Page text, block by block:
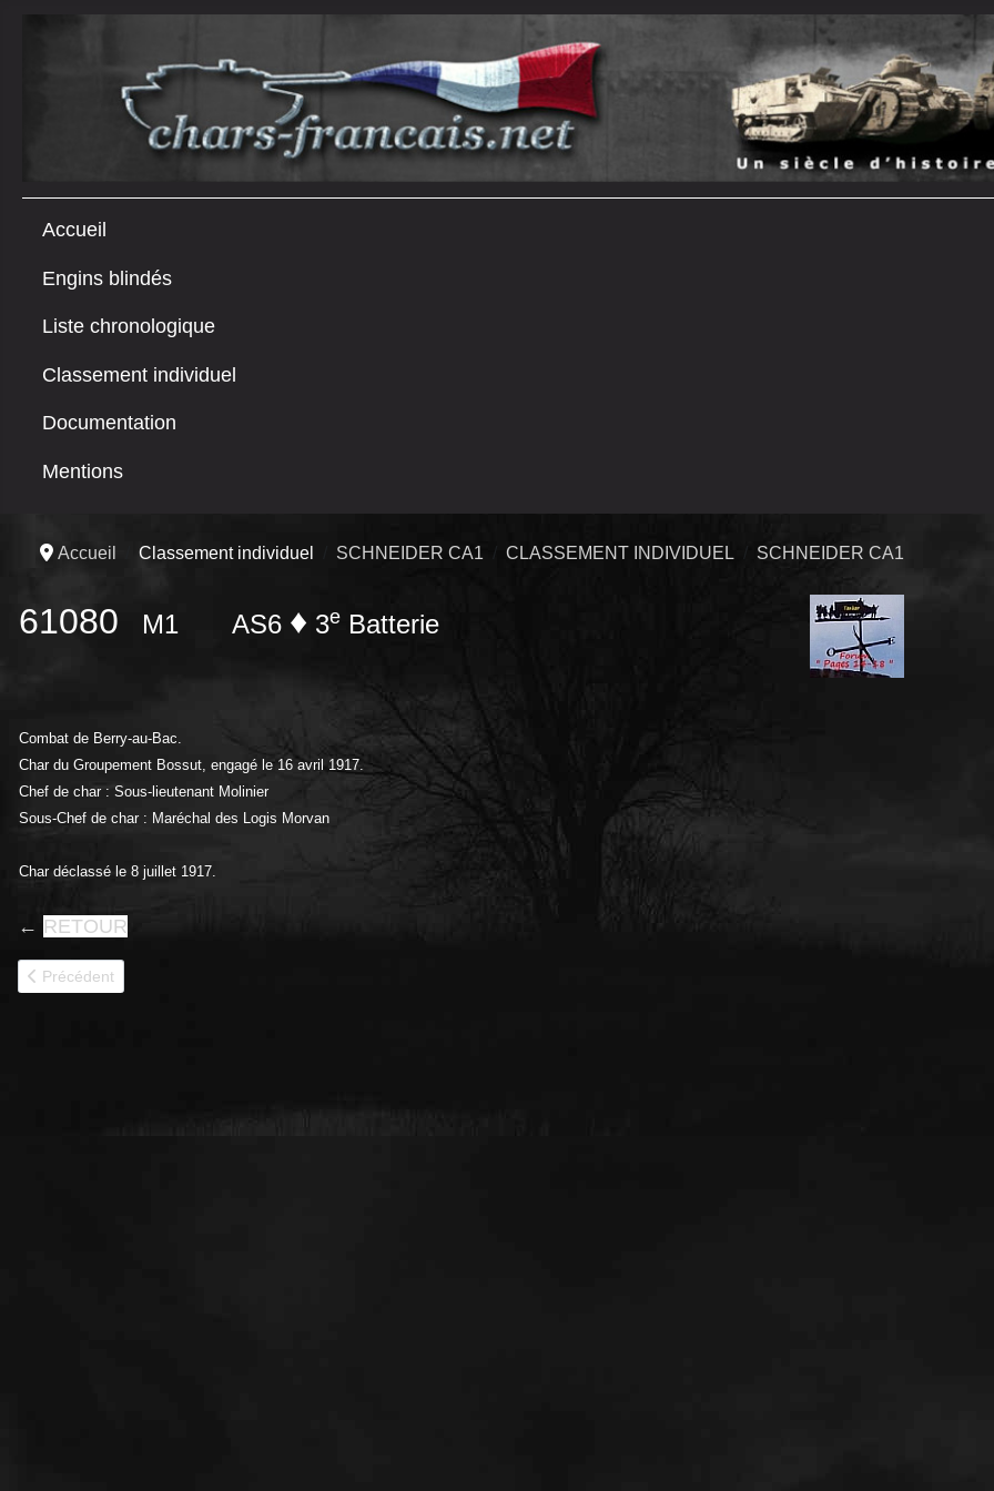
Accueil
Engins blindés
Liste chronologique
Classement individuel
Documentation
Mentions
Accueil Classement individuel SCHNEIDER CA1 CLASSEMENT INDIVIDUEL SCHNEIDER CA1
61080 M1 AS6 ♦ 3e Batterie
Combat de Berry-au-Bac.
Char du Groupement Bossut, engagé le 16 avril 1917.
Chef de char : Sous-lieutenant Molinier
Sous-Chef de char : Maréchal des Logis Morvan
Char déclassé le 8 juillet 1917
← RETOUR
Article précédent : 61079
Précédent